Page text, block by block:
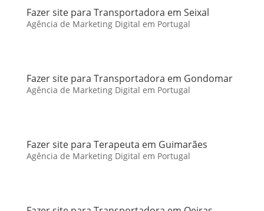
Fazer site para Transportadora em Seixal
Agência de Marketing Digital em Portugal
Fazer site para Transportadora em Gondomar
Agência de Marketing Digital em Portugal
Fazer site para Terapeuta em Guimarães
Agência de Marketing Digital em Portugal